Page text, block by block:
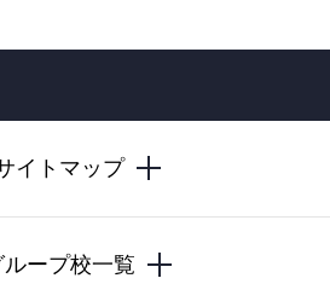
イトマップ
ループ校一覧